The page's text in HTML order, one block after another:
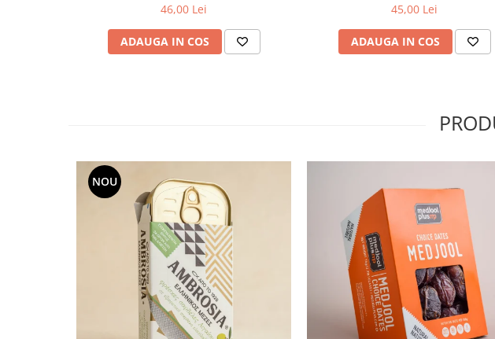
46,00 Lei
ADAUGA IN COS
45,00 Lei
ADAUGA IN COS
NOU